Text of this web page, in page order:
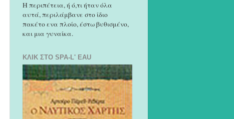
Η περιπέτεια, ή ό,τι ήταν όλα
αυτά, περιλάμβανε στο ίδιο
πακέτο ενα πλοίο, έστω βυθισμένο,
και μια γυναίκα.
ΚΛΙΚ ΣΤΟ SPA-L' EAU